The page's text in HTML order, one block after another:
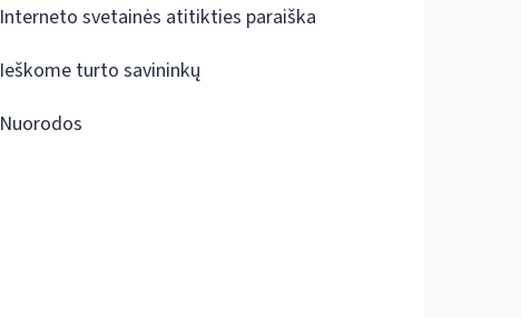
Interneto svetainės atitikties paraiška
Ieškome turto savininkų
Nuorodos